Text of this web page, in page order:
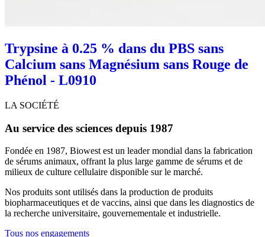
Trypsine à 0.25 % dans du PBS sans
Calcium sans Magnésium sans Rouge de
Phénol - L0910
LA SOCIÉTÉ
Au service des sciences depuis 1987
Fondée en 1987, Biowest est un leader mondial dans la fabrication
de sérums animaux, offrant la plus large gamme de sérums et de
milieux de culture cellulaire disponible sur le marché.
Nos produits sont utilisés dans la production de produits
biopharmaceutiques et de vaccins, ainsi que dans les diagnostics de
la recherche universitaire, gouvernementale et industrielle.
Tous nos engagements